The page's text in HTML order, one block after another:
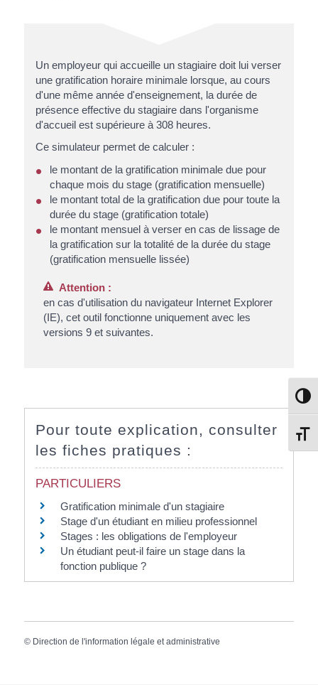
Un employeur qui accueille un stagiaire doit lui verser
une gratification horaire minimale lorsque, au cours
d'une même année d'enseignement, la durée de
présence effective du stagiaire dans l'organisme
d'accueil est supérieure à 308 heures.
Ce simulateur permet de calculer :
le montant de la gratification minimale due pour
chaque mois du stage (gratification mensuelle)
le montant total de la gratification due pour toute la
durée du stage (gratification totale)
le montant mensuel à verser en cas de lissage de
la gratification sur la totalité de la durée du stage
(gratification mensuelle lissée)
Attention :
en cas d'utilisation du navigateur Internet Explorer
(IE), cet outil fonctionne uniquement avec les
versions 9 et suivantes.
Pour toute explication, consulter
les fiches pratiques :
PARTICULIERS
Gratification minimale d'un stagiaire
Stage d'un étudiant en milieu professionnel
Stages : les obligations de l'employeur
Un étudiant peut-il faire un stage dans la
fonction publique ?
© Direction de l'information légale et administrative